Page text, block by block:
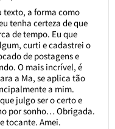
texto, a forma como
tenha certeza de que
de tempo. Eu que
curti e cadastrei o
de postagens e
O mais incrível, é
a Ma, se aplica tão
a mim.
julgo ser o certo e
por sonho… Obrigada.
tocante. Amei.